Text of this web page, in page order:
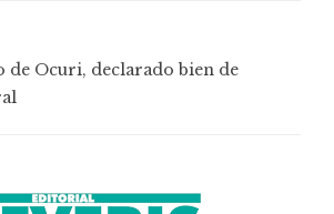
de Ocuri, declarado bien de